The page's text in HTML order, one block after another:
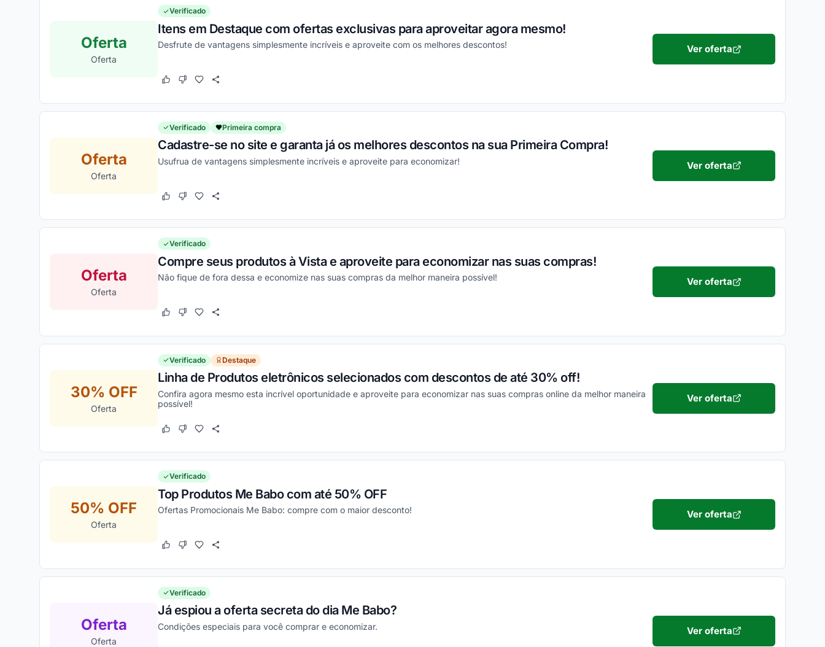
Oferta
Oferta
Verificado
Itens em Destaque com ofertas exclusivas para aproveitar agora mesmo!
Desfrute de vantagens simplesmente incríveis e aproveite com os melhores descontos!
Este cupom funcionou
Este cupom não funcionou
Ver oferta
Oferta
Oferta
Verificado Primeira compra
Cadastre-se no site e garanta já os melhores descontos na sua Primeira Compra!
Usufrua de vantagens simplesmente incríveis e aproveite para economizar!
Este cupom funcionou
Este cupom não funcionou
Ver oferta
Oferta
Oferta
Verificado
Compre seus produtos à Vista e aproveite para economizar nas suas compras!
Não fique de fora dessa e economize nas suas compras da melhor maneira possível!
Este cupom funcionou
Este cupom não funcionou
Ver oferta
30% OFF
Oferta
Verificado Destaque
Linha de Produtos eletrônicos selecionados com descontos de até 30% off!
Confira agora mesmo esta incrível oportunidade e aproveite para economizar nas suas compras online da melhor maneira
possível!
Este cupom funcionou
Este cupom não funcionou
Ver oferta
50% OFF
Oferta
Verificado
Top Produtos Me Babo com até 50% OFF
Ofertas Promocionais Me Babo: compre com o maior desconto!
Este cupom funcionou
Este cupom não funcionou
Ver oferta
Oferta
Oferta
Verificado
Já espiou a oferta secreta do dia Me Babo?
Condições especiais para você comprar e economizar. Ver oferta